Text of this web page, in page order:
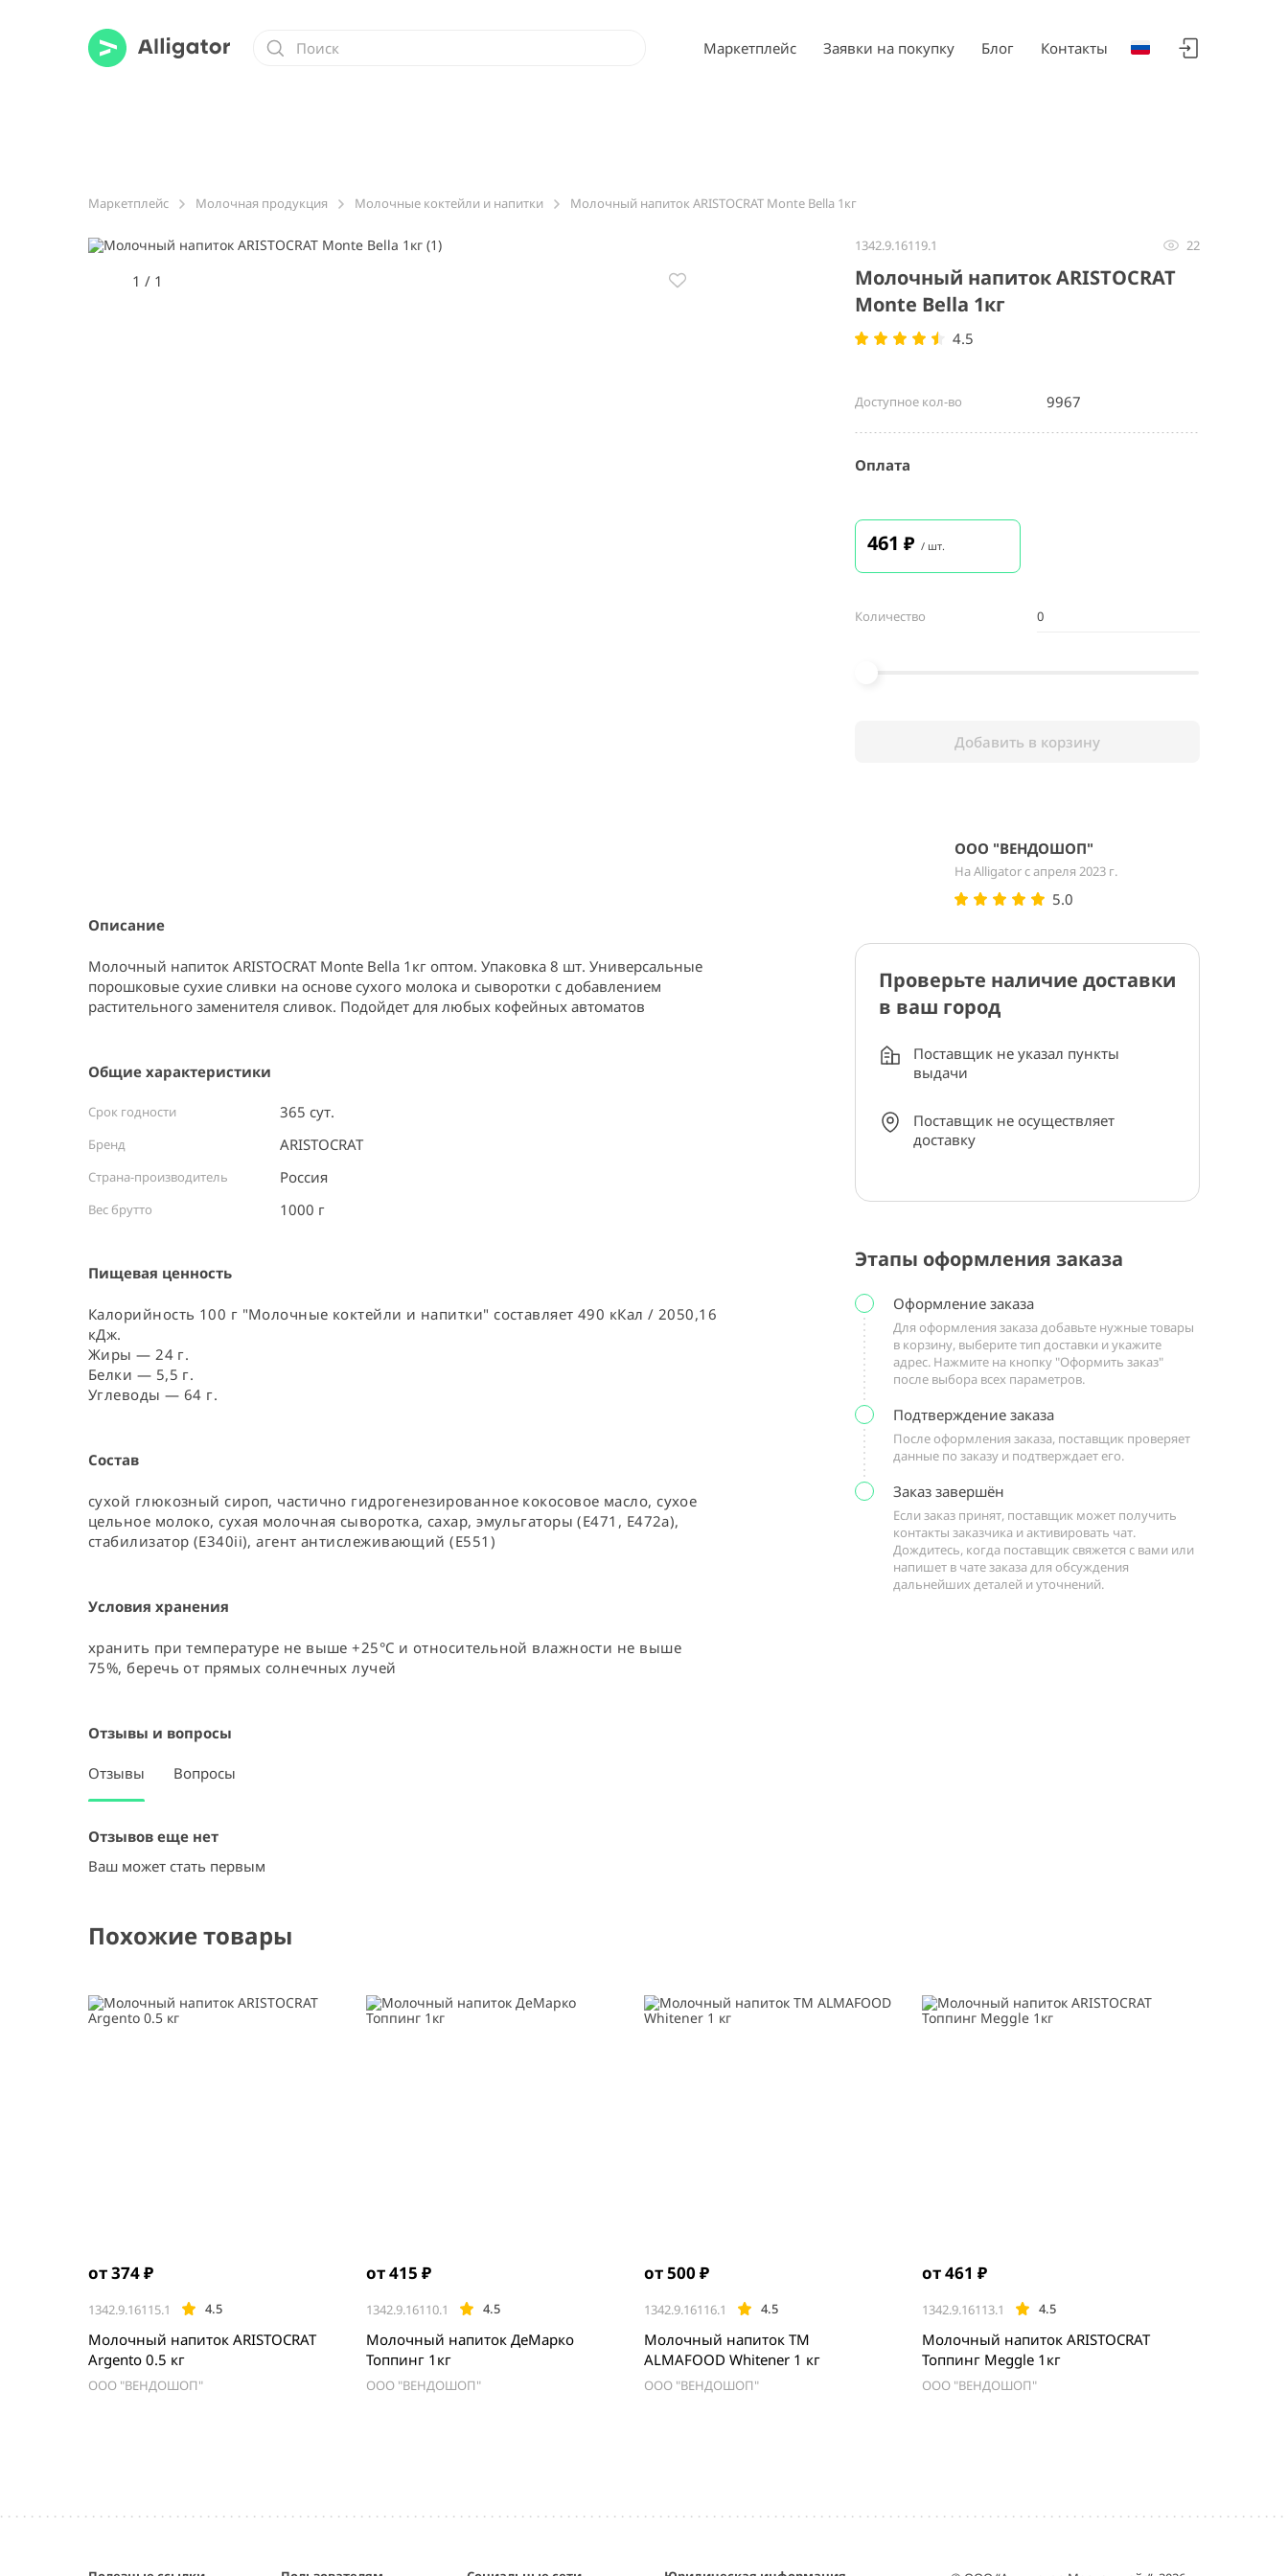
Маркетплейс Заявки на покупку Блог Контакты
Маркетплейс Молочная продукция Молочные коктейли и напитки Молочный напиток ARISTOCRAT Monte Bella 1кг
1 / 1
1
Описание
Молочный напиток ARISTOCRAT Monte Bella 1кг оптом. Упаковка 8 шт. Универсальные
порошковые сухие сливки на основе сухого молока и сыворотки с добавлением
растительного заменителя сливок. Подойдет для любых кофейных автоматов
Общие характеристики
Срок годности 365 сут.
Бренд ARISTOCRAT
Страна-производитель Россия ⠀
Вес брутто 1000 г
Пищевая ценность
Калорийность 100 г "Молочные коктейли и напитки" составляет 490 кКал / 2050,16
кДж.
Жиры — 24 г.
Белки — 5,5 г.
Углеводы — 64 г.
Состав
сухой глюкозный сироп, частично гидрогенезированное кокосовое масло, сухое
цельное молоко, сухая молочная сыворотка, сахар, эмульгаторы (E471, E472a),
стабилизатор (E340ii), агент антислеживающий (Е551)
Условия хранения
хранить при температуре не выше +25°С и относительной влажности не выше
75%, беречь от прямых солнечных лучей
Отзывы и вопросы
Отзывы Вопросы
Отзывов еще нет
Ваш может стать первым
1342.9.16119.1 22
Молочный напиток ARISTOCRAT
Monte Bella 1кг
4.5
Доступное кол-во 9967
Оплата
461 ₽ / шт.
Количество
Добавить в корзину
ООО "ВЕНДОШОП"
На Alligator с апреля 2023 г.
5.0
Проверьте наличие доставки
в ваш город
Поставщик не указал пункты
выдачи
Поставщик не осуществляет
доставку
Этапы оформления заказа
Оформление заказа
Для оформления заказа добавьте нужные товары
в корзину, выберите тип доставки и укажите
адрес. Нажмите на кнопку "Оформить заказ"
после выбора всех параметров.
Подтверждение заказа
После оформления заказа, поставщик проверяет
данные по заказу и подтверждает его.
Заказ завершён
Если заказ принят, поставщик может получить
контакты заказчика и активировать чат.
Дождитесь, когда поставщик свяжется с вами или
напишет в чате заказа для обсуждения
дальнейших деталей и уточнений.
Похожие товары
от 374 ₽
1342.9.16115.1 4.5
Молочный напиток ARISTOCRAT
Argento 0.5 кг
ООО "ВЕНДОШОП"
от 415 ₽
1342.9.16110.1 4.5
Молочный напиток ДеМарко
Топпинг 1кг
ООО "ВЕНДОШОП"
от 500 ₽
1342.9.16116.1 4.5
Молочный напиток TM
ALMAFOOD Whitener 1 кг
ООО "ВЕНДОШОП"
от 461 ₽
1342.9.16113.1 4.5
Молочный напиток ARISTOCRAT
Топпинг Meggle 1кг
ООО "ВЕНДОШОП"